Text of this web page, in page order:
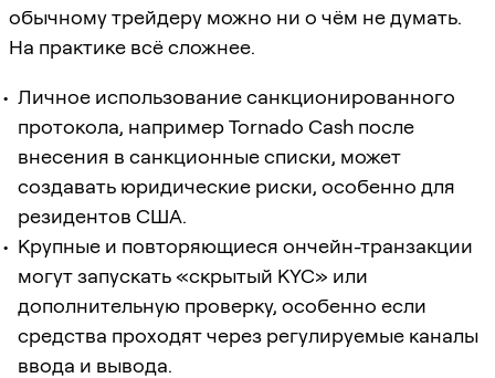
обычному трейдеру можно ни о чём не думать.
На практике всё сложнее.
Личное использование санкционированного
протокола, например Tornado Cash после
внесения в санкционные списки, может
создавать юридические риски, особенно для
резидентов США.
Крупные и повторяющиеся ончейн-транзакции
могут запускать «скрытый KYC» или
дополнительную проверку, особенно если
средства проходят через регулируемые каналы
ввода и вывода.